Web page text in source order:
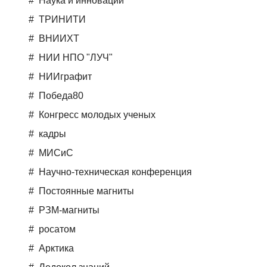
ТРИНИТИ
ВНИИХТ
НИИ НПО "ЛУЧ"
НИИграфит
Победа80
Конгресс молодых ученых
кадры
МИСиС
Научно-техническая конференция
Постоянные магниты
РЗМ-магниты
росатом
Арктика